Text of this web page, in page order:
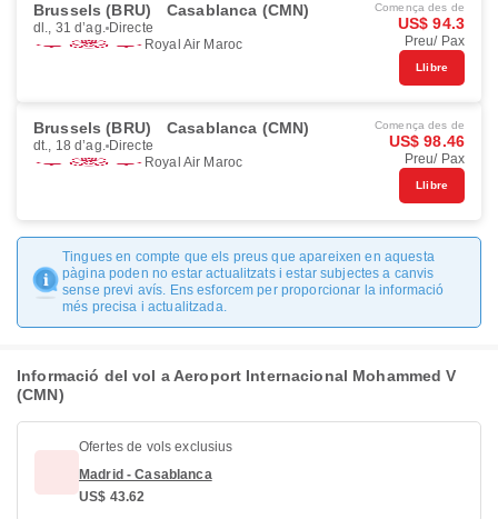
Brussels (BRU) Casablanca (CMN)
dl., 31 d’ag. Directe
Royal Air Maroc
Comença des de
US$ 94.3
Preu/ Pax
Llibre
Brussels (BRU) Casablanca (CMN)
dt., 18 d’ag. Directe
Royal Air Maroc
Comença des de
US$ 98.46
Preu/ Pax
Llibre
Tingues en compte que els preus que apareixen en aquesta
pàgina poden no estar actualitzats i estar subjectes a canvis
sense previ avís. Ens esforcem per proporcionar la informació
més precisa i actualitzada.
Informació del vol a Aeroport Internacional Mohammed V
(CMN)
Ofertes de vols exclusius
Madrid - Casablanca
US$ 43.62